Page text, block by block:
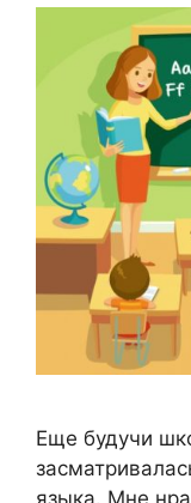
Еще будучи
языка. Мне